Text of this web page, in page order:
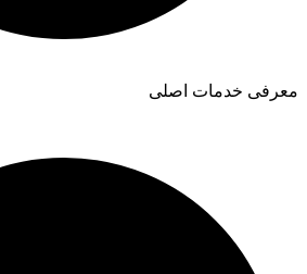
معرفی خدمات اصلی